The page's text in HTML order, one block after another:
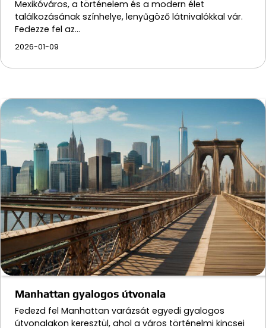
Mexikóváros, a történelem és a modern élet
találkozásának színhelye, lenyűgöző látnivalókkal vár.
Fedezze fel az…
2026-01-09
Manhattan gyalogos útvonala
Fedezd fel Manhattan varázsát egyedi gyalogos
útvonalakon keresztül, ahol a város történelmi kincsei